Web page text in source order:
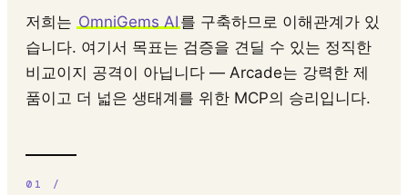
저희는 OmniGems AI를 구축하므로 이해관계가 있
습니다. 여기서 목표는 검증을 견딜 수 있는 정직한
비교이지 공격이 아닙니다 — Arcade는 강력한 제
품이고 더 넓은 생태계를 위한 MCP의 승리입니다.